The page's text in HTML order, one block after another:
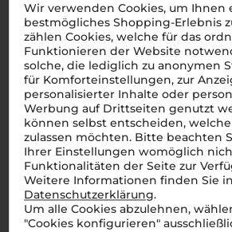
Wir verwenden Cookies, um Ihnen
bestmögliches Shopping-Erlebnis
zählen Cookies, welche für das
Funktionieren der Website
solche, die lediglich zu anonymen
für Komforteinstellungen, zur
personalisierter Inhalte oder
Werbung auf Drittseiten genutzt
können selbst entscheiden,
zulassen möchten. Bitte beachten
Ihrer Einstellungen womöglich
Funktionalitäten der Seite zur
Weitere Informationen finden Sie
Datenschutzerklärung.
Um alle Cookies abzulehnen,
"Cookies konfigurieren"